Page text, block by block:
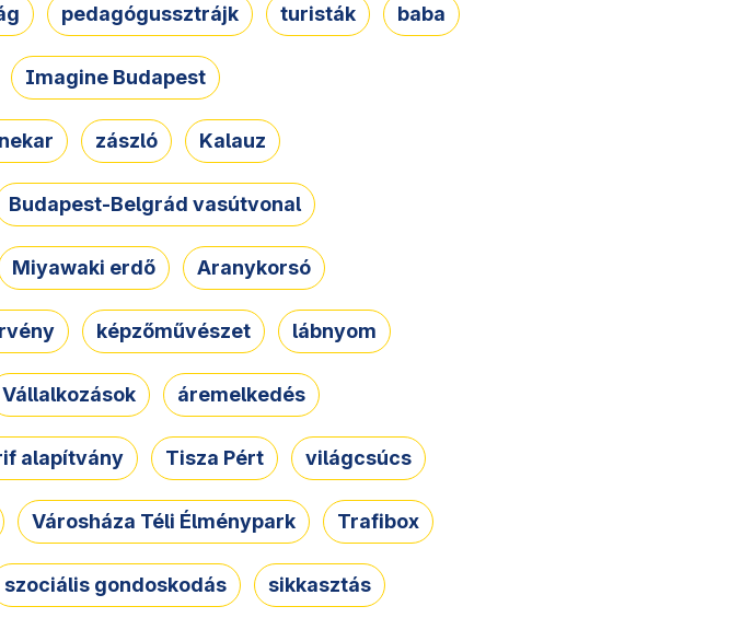
pedagógussztrájk turisták baba
Imagine Budapest
zászló Kalauz
Budapest-Belgrád vasútvonal
Miyawaki erdő Aranykorsó
képzőművészet lábnyom
Vállalkozások áremelkedés
alapítvány Tisza Pért világcsúcs
Városháza Téli Élménypark Trafibox
szociális gondoskodás sikkasztás